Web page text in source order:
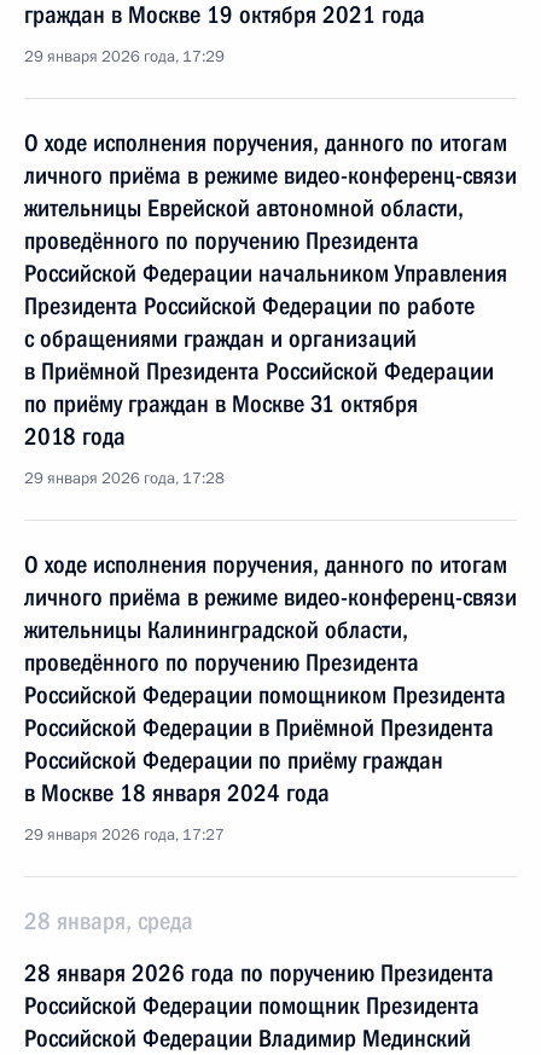
граждан в Москве 19 октября 2021 года
29 января 2026 года, 17:29
О ходе исполнения поручения, данного по итогам
личного приёма в режиме видео-конференц-связи
жительницы Еврейской автономной области,
проведённого по поручению Президента
Российской Федерации начальником Управления
Президента Российской Федерации по работе
с обращениями граждан и организаций
в Приёмной Президента Российской Федерации
по приёму граждан в Москве 31 октября
2018 года
29 января 2026 года, 17:28
О ходе исполнения поручения, данного по итогам
личного приёма в режиме видео-конференц-связи
жительницы Калининградской области,
проведённого по поручению Президента
Российской Федерации помощником Президента
Российской Федерации в Приёмной Президента
Российской Федерации по приёму граждан
в Москве 18 января 2024 года
29 января 2026 года, 17:27
28 января, среда
28 января 2026 года по поручению Президента
Российской Федерации помощник Президента
Российской Федерации Владимир Мединский